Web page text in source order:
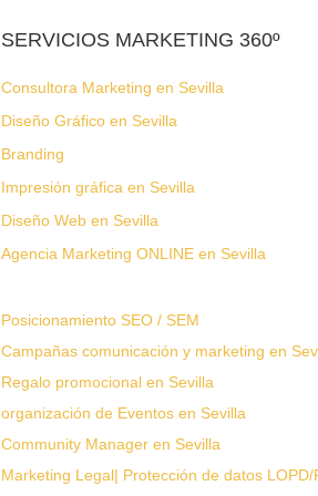
SERVICIOS MARKETING 360º
Consultora Marketing en Sevilla
Diseño Gráfico en Sevilla
Branding
Impresión gráfica en Sevilla
Diseño Web en Sevilla
Agencia Marketing ONLINE en Sevilla
Posicionamiento SEO / SEM
Campañas comunicación y marketing en
Regalo promocional en Sevilla
organización de Eventos en Sevilla
Community Manager en Sevilla
Marketing Legal| Protección de datos LOPD/